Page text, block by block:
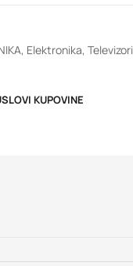
, Elektronika, Televizori
KUPOVINE